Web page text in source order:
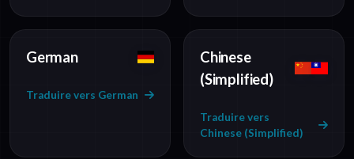
German
Traduire vers German
Chinese
(Simplified)
Traduire vers
Chinese (Simplified)